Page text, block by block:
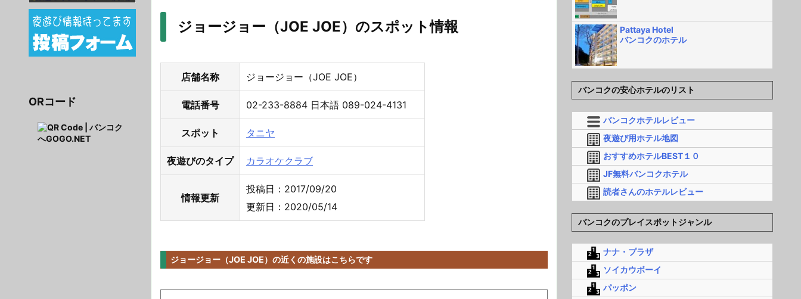
ジョージョー（JOE JOE）のスポット情報
店舗名称 ジョージョー（JOE JOE）
電話番号 02-233-8884 日本語 089-024-4131
スポット タニヤ
夜遊びのタイプ カラオケクラブ
情報更新
投稿日：2017/09/20
更新日：2020/05/14
ジョージョー（JOE JOE）の近くの施設はこちらです
ORコード
Pattaya Hotel
バンコクのホテル
バンコクの安心ホテルのリスト
バンコクホテルレビュー
夜遊び用ホテル地図
おすすめホテルBEST１０
JF無料バンコクホテル
読者さんのホテルレビュー
バンコクのプレイスポットジャンル
ナナ・プラザ
ソイカウボーイ
パッポン